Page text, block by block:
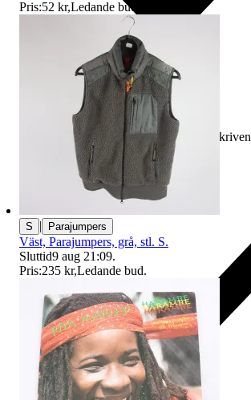
Ersättning om varan inte är som beskriven
Pris:52 kr,Ledande bud
S | Parajumpers
Väst, Parajumpers, grå, stl. S.
Sluttid9 aug 21:09.
Pris:235 kr,Ledande bud.